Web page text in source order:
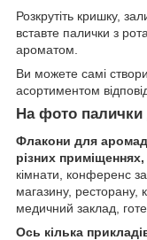
Розкрутіть кришку,
вставте палички з
ароматом.
Ви можете самі
асортиментом
На фото
Флакони для
різних приміщеннях,
кімнати, конференс
магазину, ресторану,
медичний заклад,
Ось кілька